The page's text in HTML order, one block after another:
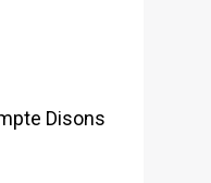
Disons